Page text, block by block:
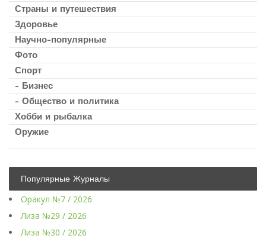
Страны и путешествия
Здоровье
Научно-популярные
Фото
Спорт
- Бизнес
- Общество и политика
Хобби и рыбалка
Оружие
Популярные Журналы
Оракул №7 / 2026
Лиза №29 / 2026
Лиза №30 / 2026